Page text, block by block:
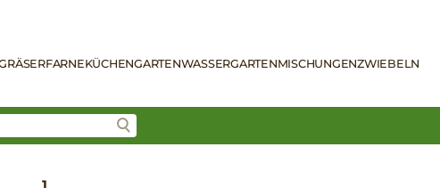
FARNEKÜCHENGARTENWASSERGARTENMISCHUNGENZWIEBELN